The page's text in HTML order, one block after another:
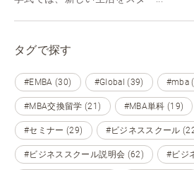
タグで探す
#EMBA (30) #Global (39) #mba
#MBA交換留学 (21) #MBA単科 (19)
#セミナー (29) #ビジネススクール
#ビジネススクール説明会 (62) #ビジ